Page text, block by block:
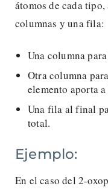
átomos de cada
columnas y una fila:
Una columna
Otra columna
elemento aporta
Una fila al final
total.
Ejemplo:
En el caso del 2-